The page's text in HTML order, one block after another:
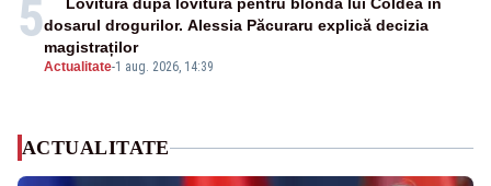
5
Actualitate-1 aug. 2026, 14:39
dosarul drogurilor. Alessia Păcuraru explică decizia
magistraților
ACTUALITATE